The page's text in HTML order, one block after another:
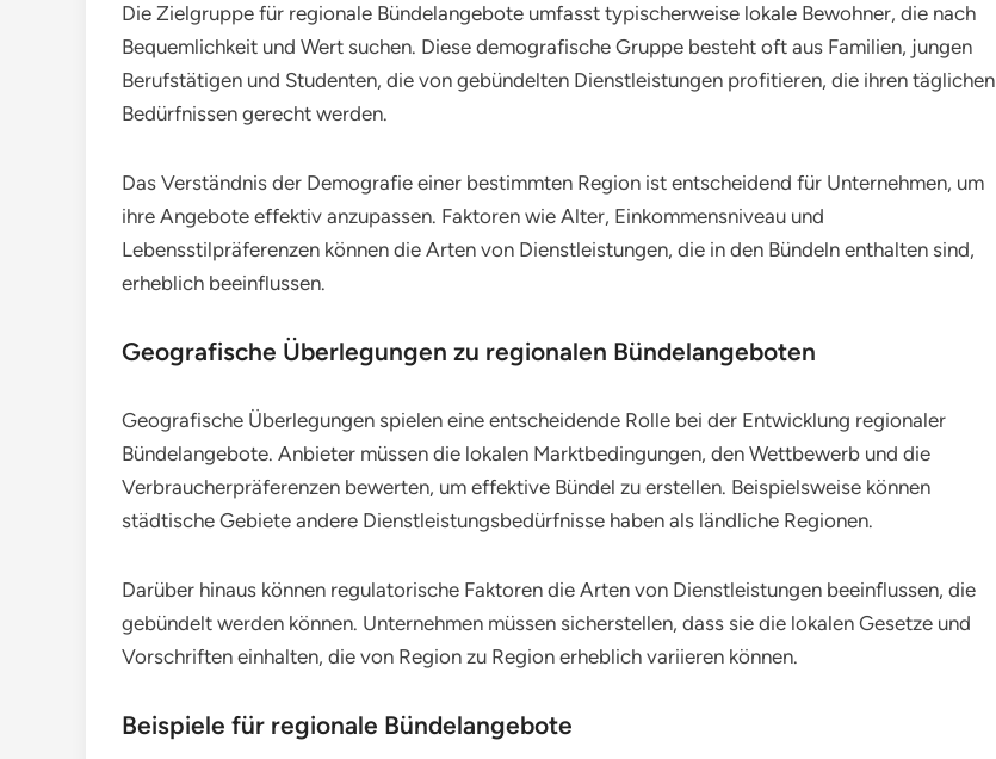
Die Zielgruppe für regionale Bündelangebote umfasst typischerweise lokale Bewohner, die nach
Bequemlichkeit und Wert suchen. Diese demografische Gruppe besteht oft aus Familien, jungen
Berufstätigen und Studenten, die von gebündelten Dienstleistungen profitieren, die ihren täglichen
Bedürfnissen gerecht werden.
Das Verständnis der Demografie einer bestimmten Region ist entscheidend für Unternehmen, um
ihre Angebote effektiv anzupassen. Faktoren wie Alter, Einkommensniveau und
Lebensstilpräferenzen können die Arten von Dienstleistungen, die in den Bündeln enthalten sind,
erheblich beeinflussen.
Geografische Überlegungen zu regionalen Bündelangeboten
Geografische Überlegungen spielen eine entscheidende Rolle bei der Entwicklung regionaler
Bündelangebote. Anbieter müssen die lokalen Marktbedingungen, den Wettbewerb und die
Verbraucherpräferenzen bewerten, um effektive Bündel zu erstellen. Beispielsweise können
städtische Gebiete andere Dienstleistungsbedürfnisse haben als ländliche Regionen.
Darüber hinaus können regulatorische Faktoren die Arten von Dienstleistungen beeinflussen, die
gebündelt werden können. Unternehmen müssen sicherstellen, dass sie die lokalen Gesetze und
Vorschriften einhalten, die von Region zu Region erheblich variieren können.
Beispiele für regionale Bündelangebote